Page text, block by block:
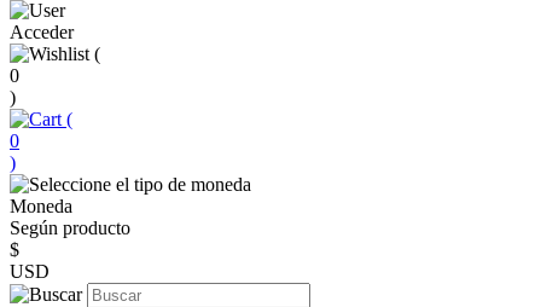
Acceder
(
0
)
(
0
)
Moneda
Según producto
$
USD